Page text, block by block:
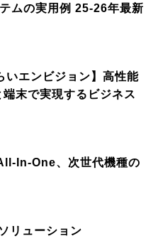
ムの実用例 25-26年最新
いエンビジョン】高性能
末で実現するビジネス
In-One、次世代機種の
リューション